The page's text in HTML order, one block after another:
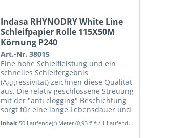
Indasa RHYNODRY White Line
Schleifpapier Rolle 115X50M
Körnung P240
Art.-Nr. 38015
Eine hohe Schleifleistung und ein
schnelles Schleifergebnis
(Aggressivität) zeichnen diese Qualität
aus. Die relativ geschlossene Streuung
mit der "anti clogging" Beschichtung
sorgt für eine lange Lebensdauer und
eine gleichmäßige...
Inhalt50 Laufende(r) Meter(0,93 € * / 1 Laufende(r) Meter)